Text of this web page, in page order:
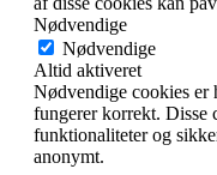
Nødvendige
Nødvendige
Altid aktiveret
Nødvendige cookies er
fungerer korrekt. Disse
funktionaliteter og
anonymt.